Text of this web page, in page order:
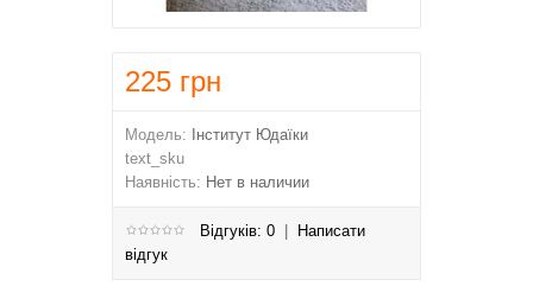
225 грн
Модель:
Інститут Юдаїки
text_sku
Наявність: Нет в наличии
Відгуків: 0
Написати
відгук